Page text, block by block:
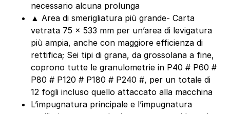
necessario alcuna prolunga
▲ Area di smerigliatura più grande- Carta
vetrata 75 x 533 mm per un’area di levigatura
più ampia, anche con maggiore efficienza di
rettifica; Sei tipi di grana, da grossolana a fine,
coprono tutte le granulometrie in P40 # P60 #
P80 # P120 # P180 # P240 #, per un totale di
12 fogli incluso quello attaccato alla macchina
L’impugnatura principale e l’impugnatura